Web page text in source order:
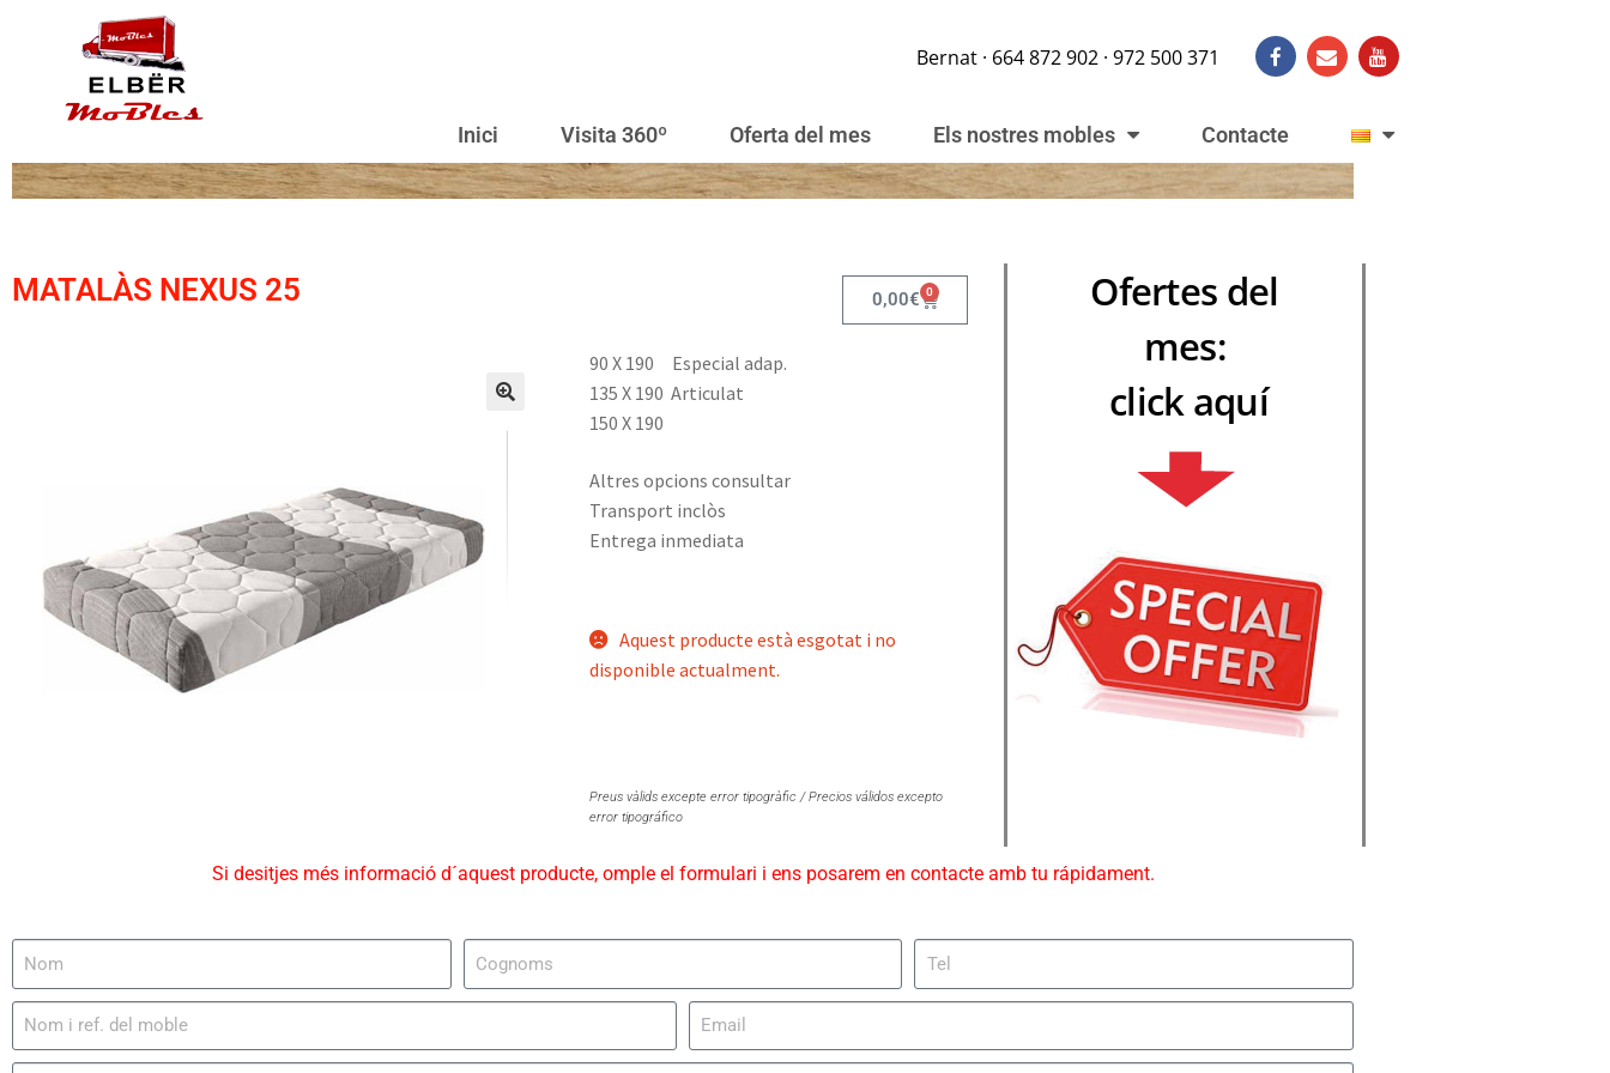
Bernat · 664 872 902 · 972 500 371
Inici Visita 360º Oferta del mes Els nostres mobles Contacte
MATALÀS NEXUS 25 0,00€ 0
90 X 190 Especial adap.
135 X 190 Articulat
150 X 190
Altres opcions consultar
Transport inclòs
Entrega inmediata
Aquest producte està esgotat i no
disponible actualment.
Preus vàlids excepte error tipogràfic / Precios válidos excepto
error tipográfico
Ofertes del
mes:
click aquí
Si desitjes més informació d´aquest producte, omple el formulari i ens posarem en contacte amb tu rápidament.